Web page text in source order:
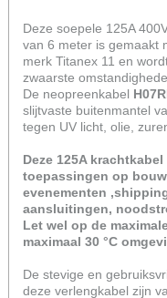
Deze soepele 125A
van 6 meter is gemaakt
merk Titanex 11 en
zwaarste
De neopreenkabel
slijtvaste buitenmantel
tegen UV licht, olie,
Deze 125A
toepassingen op
evenementen
aansluitingen,
Let wel op de
maximaal 30 °C​
De stevige en
deze verlengkabel zijn